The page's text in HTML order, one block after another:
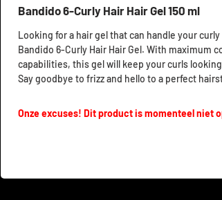
Bandido 6-Curly Hair Hair Gel 150 ml
Looking for a hair gel that can handle your
Bandido 6-Curly Hair Hair Gel. With maximum
capabilities, this gel will keep your curls
Say goodbye to frizz and hello to a perfect
Onze excuses! Dit product is momenteel niet